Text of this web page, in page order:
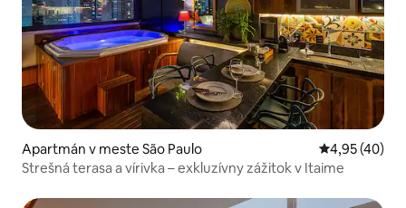
Apartmán v meste São Paulo Priemerné
4,95 (40)
Strešná terasa a vírivka – exkluzívny zážitok v Itaime